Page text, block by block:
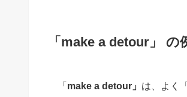
「make a detour」 の
「 make a detour」 は、よく